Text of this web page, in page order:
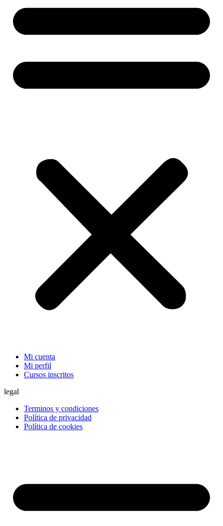
Mi cuenta
Mi perfil
Cursos inscritos
legal
Terminos y condiciones
Política de privacidad
Política de cookies